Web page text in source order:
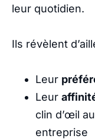
leur quotidien.
Ils révèlent
Leur
Leur
clin d’œil
entreprise